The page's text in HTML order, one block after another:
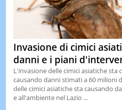
Invasione di cimici
danni e i piani
L'invasione delle cimici asiatiche sta
causando danni stimati a 60 milioni
delle cimici asiatiche sta causando
e all'ambiente nel Lazio ...